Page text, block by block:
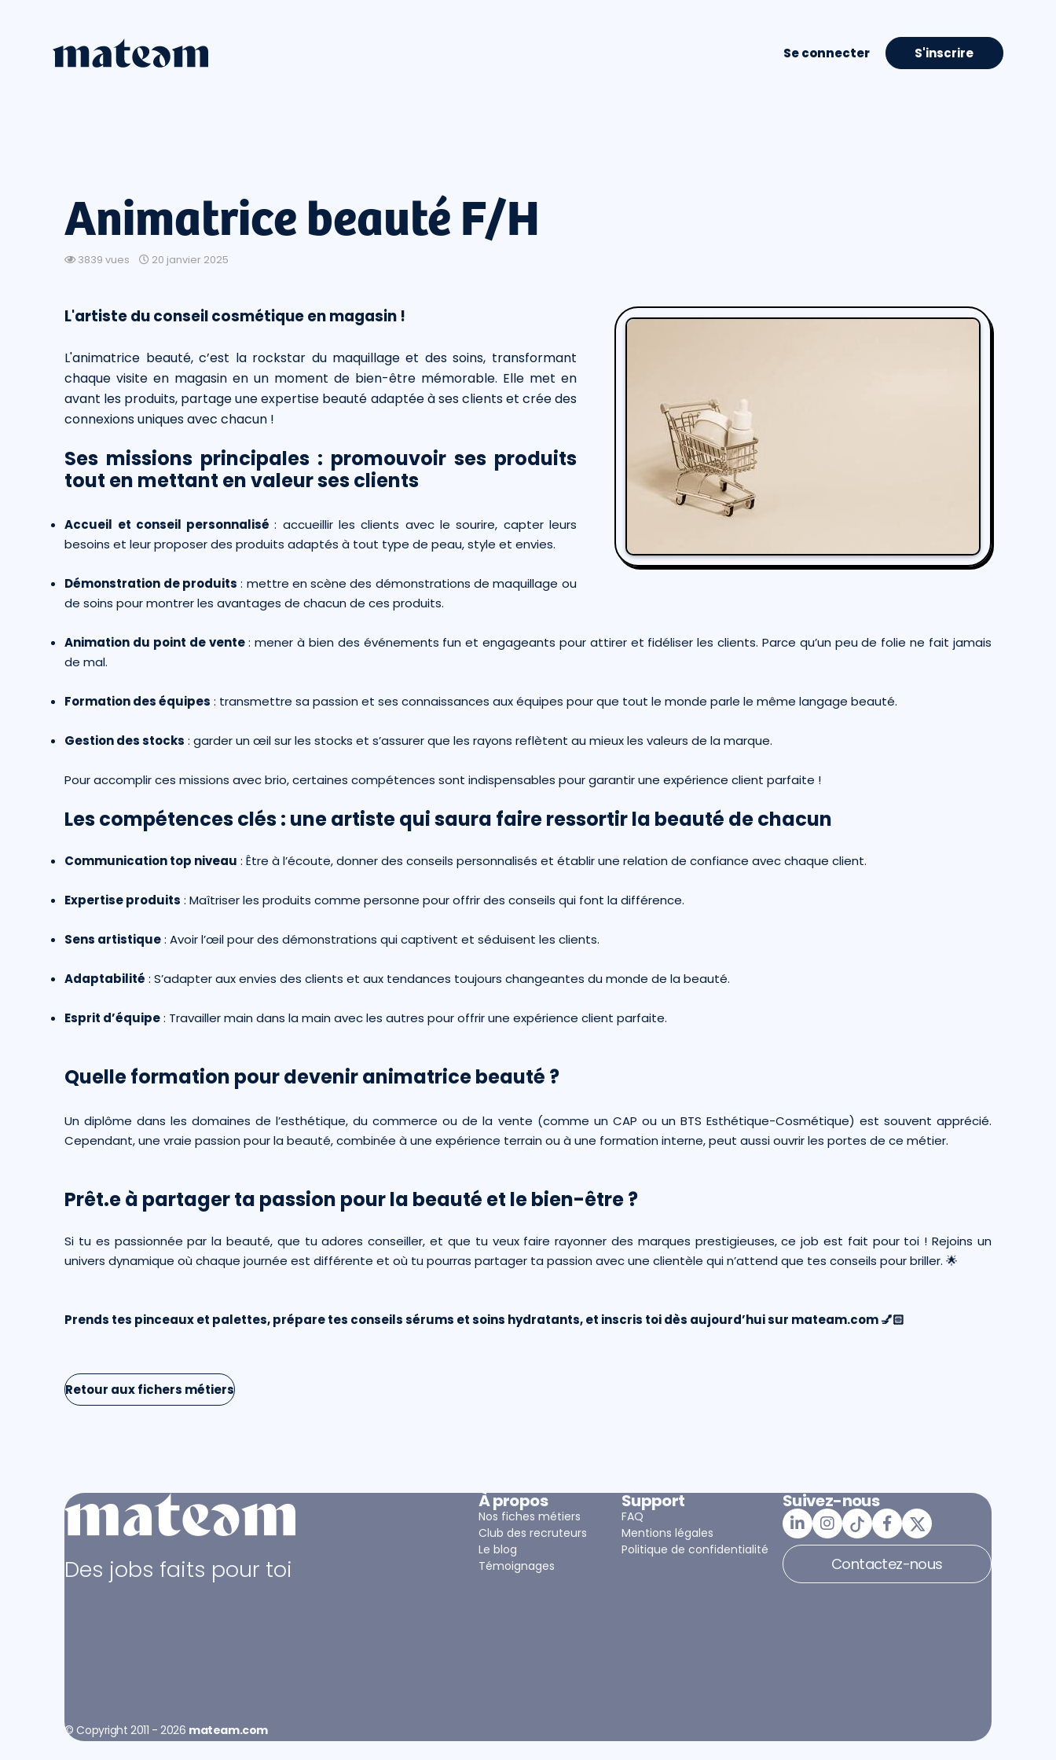
Se connecter S'inscrire
Animatrice beauté F/H
3839 vues 20 janvier 2025
L'artiste du conseil cosmétique en magasin !
L'animatrice beauté, c’est la rockstar du maquillage et des soins, transformant
chaque visite en magasin en un moment de bien-être mémorable. Elle met en
avant les produits, partage une expertise beauté adaptée à ses clients et crée des
connexions uniques avec chacun !
Ses missions principales : promouvoir ses produits
tout en mettant en valeur ses clients
Accueil et conseil personnalisé: accueillir les clients avec le sourire, capter leurs
besoins et leur proposer des produits adaptés à tout type de peau, style et envies.
Démonstration de produits : mettre en scène des démonstrations de maquillage ou
de soins pour montrer les avantages de chacun de ces produits.
Animation du point de vente: mener à bien des événements fun et engageants pour attirer et fidéliser les clients. Parce qu’un peu de folie ne fait jamais
de mal.
Formation des équipes : transmettre sa passion et ses connaissances aux équipes pour que tout le monde parle le même langage beauté.
Gestion des stocks : garder un œil sur les stocks et s’assurer que les rayons reflètent au mieux les valeurs de la marque.
Pour accomplir ces missions avec brio, certaines compétences sont indispensables pour garantir une expérience client parfaite !
Les compétences clés : une artiste qui saura faire ressortir la beauté de chacun
Communication top niveau : Être à l’écoute, donner des conseils personnalisés et établir une relation de confiance avec chaque client.
Expertise produits : Maîtriser les produits comme personne pour offrir des conseils qui font la différence.
Sens artistique: Avoir l’œil pour des démonstrations qui captivent et séduisent les clients.
Adaptabilité : S’adapter aux envies des clients et aux tendances toujours changeantes du monde de la beauté.
Esprit d’équipe: Travailler main dans la main avec les autres pour offrir une expérience client parfaite.
Quelle formation pour devenir animatrice beauté ?
Un diplôme dans les domaines de l’esthétique, du commerce ou de la vente (comme un CAP ou un BTS Esthétique-Cosmétique) est souvent apprécié.
Cependant, une vraie passion pour la beauté, combinée à une expérience terrain ou à une formation interne, peut aussi ouvrir les portes de ce métier.
Prêt.e à partager ta passion pour la beauté et le bien-être ?
Si tu es passionnée par la beauté, que tu adores conseiller, et que tu veux faire rayonner des marques prestigieuses, ce job est fait pour toi ! Rejoins un
univers dynamique où chaque journée est différente et où tu pourras partager ta passion avec une clientèle qui n’attend que tes conseils pour briller. 🌟
Prends tes pinceaux et palettes, prépare tes conseils sérums et soins hydratants, et inscris toi dès aujourd’hui sur mateam.com💅🏻
Retour aux fichers métiers
Des jobs faits pour toi
© Copyright 2011 - 2026 mateam.com
À propos
Nos fiches métiers
Club des recruteurs
Le blog
Témoignages
Support
FAQ
Mentions légales
Politique de confidentialité
Suivez-nous
Contactez-nous